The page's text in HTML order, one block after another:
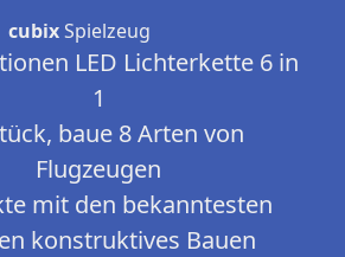
cubixSpielzeug
LED Lichterkette 6 in
1
baue 8 Arten von
Flugzeugen
mit den bekanntesten
konstruktives Bauen